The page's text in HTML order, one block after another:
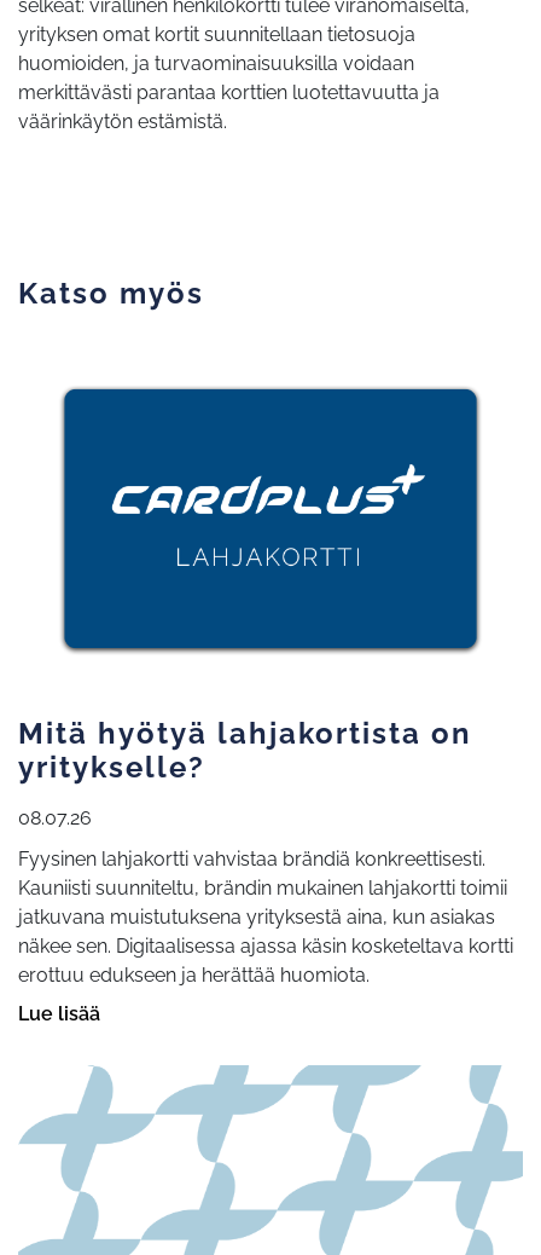
selkeät: virallinen henkilökortti tulee viranomaiselta,
yrityksen omat kortit suunnitellaan tietosuoja
huomioiden, ja turvaominaisuuksilla voidaan
merkittävästi parantaa korttien luotettavuutta ja
väärinkäytön estämistä.
Katso myös
Mitä hyötyä lahjakortista on
yritykselle?
08.07.26
Fyysinen lahjakortti vahvistaa brändiä konkreettisesti.
Kauniisti suunniteltu, brändin mukainen lahjakortti toimii
jatkuvana muistutuksena yrityksestä aina, kun asiakas
näkee sen. Digitaalisessa ajassa käsin kosketeltava kortti
erottuu edukseen ja herättää huomiota.
Lue lisää